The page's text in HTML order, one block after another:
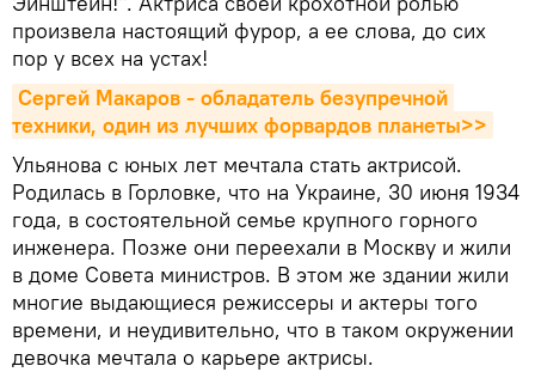
произвела настоящий фурор, а ее слова, до сих
пор у всех на устах!
Сергей Макаров - обладатель безупречной
техники, один из лучших форвардов планеты>>
Ульянова с юных лет мечтала стать актрисой.
Родилась в Горловке, что на Украине, 30 июня 1934
года, в состоятельной семье крупного горного
инженера. Позже они переехали в Москву и жили
в доме Совета министров. В этом же здании жили
многие выдающиеся режиссеры и актеры того
времени, и неудивительно, что в таком окружении
девочка мечтала о карьере актрисы.